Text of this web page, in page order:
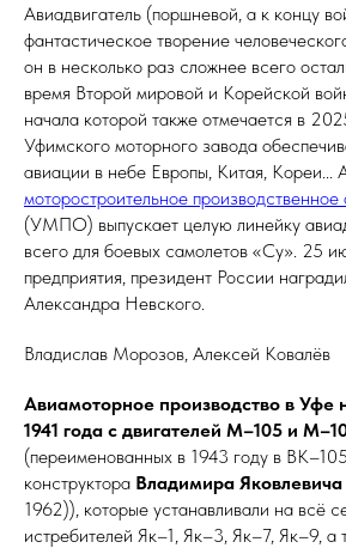
Авиадвигатель (поршневой, а к концу
фантастическое творение
он в несколько раз сложнее всего
время Второй мировой и Корейской
начала которой также отмечается в
Уфимского моторного завода
авиации в небе Европы, Китая, Кореи...
моторостроительное
(УМПО) выпускает целую линейку
всего для боевых самолетов «Су». 25
предприятия, президент России
Александра Невского.
Владислав Морозов, Алексей Ковалёв
Авиамоторное производство в Уфе
1941 года с двигателей М–105 и
(переименованных в 1943 году в
конструктора Владимира
1962)), которые устанавливали на всё
истребителей Як–1, Як–3, Як–7, Як–9, а